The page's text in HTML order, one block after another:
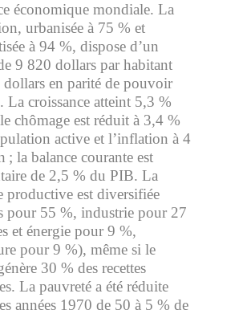
économique mondiale. La
urbanisée à 75 % et
à 94 %, dispose d’un
9 820 dollars par habitant
en parité de pouvoir
La croissance atteint 5,3 %
chômage est réduit à 3,4 %
active et l’inflation à 4
; la balance courante est
de 2,5 % du PIB. La
productive est diversifiée
pour 55 %, industrie pour 27
et énergie pour 9 %,
pour 9 %), même si le
30 % des recettes
La pauvreté a été réduite
années 1970 de 50 à 5 % de